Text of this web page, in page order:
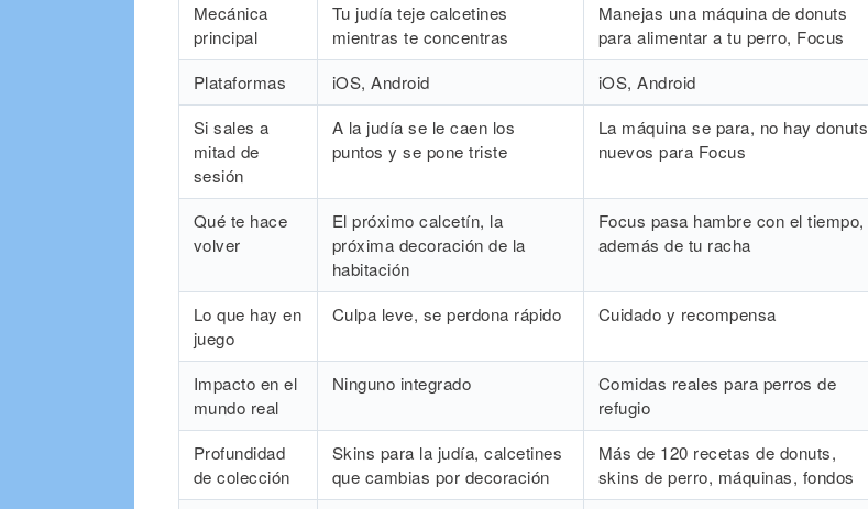
Mecánica
principal
Tu judía teje calcetines
mientras te concentras
Manejas una máquina de donuts
para alimentar a tu perro, Focus
Plataformas
iOS, Android
iOS, Android
Si sales a
mitad de
sesión
A la judía se le caen los
puntos y se pone triste
La máquina se para, no hay donuts
nuevos para Focus
Qué te hace
volver
El próximo calcetín, la
próxima decoración de la
habitación
Focus pasa hambre con el tiempo,
además de tu racha
Lo que hay en
juego
Culpa leve, se perdona rápido Cuidado y recompensa
Impacto en el
mundo real
Ninguno integrado
Comidas reales para perros de
refugio
Profundidad
de colección
Skins para la judía, calcetines
que cambias por decoración
Más de 120 recetas de donuts,
skins de perro, máquinas, fondos